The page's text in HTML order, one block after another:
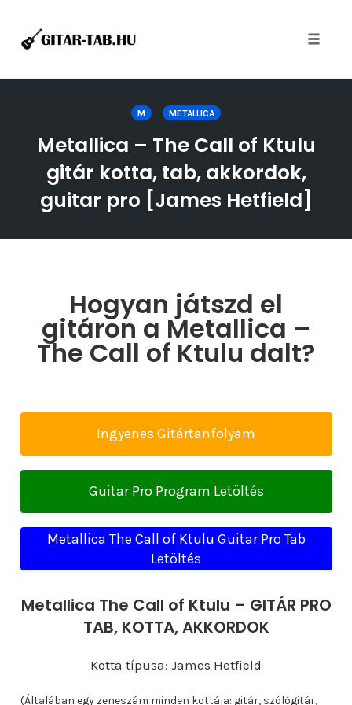
M METALLICA
Metallica – The Call of Ktulu
gitár kotta, tab, akkordok,
guitar pro [James Hetfield]
Hogyan játszd el
gitáron a Metallica –
The Call of Ktulu dalt?
Ingyenes Gitártanfolyam
Guitar Pro Program Letöltés
Metallica The Call of Ktulu Guitar Pro Tab
Letöltés
Metallica The Call of Ktulu – GITÁR PRO
TAB, KOTTA, AKKORDOK
Kotta típusa: James Hetfield
(Általában egy zeneszám minden kottája: gitár, szólógitár,